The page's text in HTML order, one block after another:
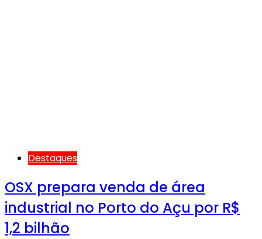
Destaques
OSX prepara venda de área
industrial no Porto do Açu por R$
1,2 bilhão